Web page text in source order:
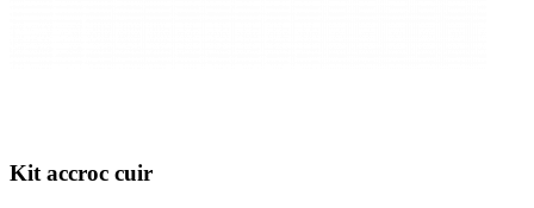
Kit accroc cuir